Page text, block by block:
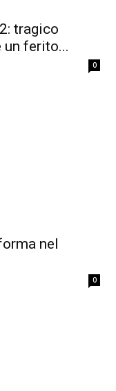
tragico
ferito...
0
nel
0